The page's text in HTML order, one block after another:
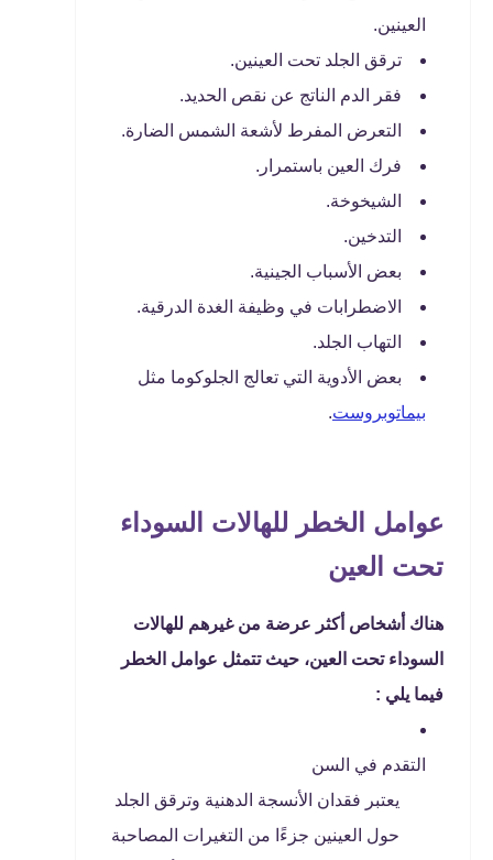
العينين.
ترقق الجلد تحت العينين.
فقر الدم الناتج عن نقص الحديد.
التعرض المفرط لأشعة الشمس الضارة.
فرك العين باستمرار.
الشيخوخة.
التدخين.
بعض الأسباب الجينية.
الاضطرابات في وظيفة الغدة الدرقية.
التهاب الجلد.
بعض الأدوية التي تعالج الجلوكوما مثل
بيماتوبروست.
عوامل الخطر للهالات السوداء
تحت العين
هناك أشخاص أكثر عرضة من غيرهم للهالات
السوداء تحت العين، حيث تتمثل عوامل الخطر
فيما يلي :
التقدم في السن
يعتبر فقدان الأنسجة الدهنية وترقق الجلد
حول العينين جزءًا من التغيرات المصاحبة